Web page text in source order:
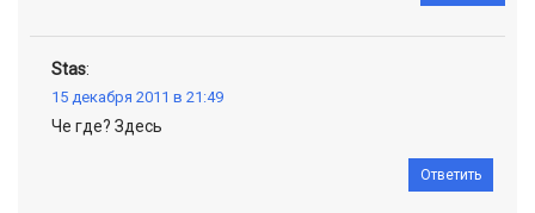
Stas:
15 декабря 2011 в 21:49
Че где? Здесь
Ответить